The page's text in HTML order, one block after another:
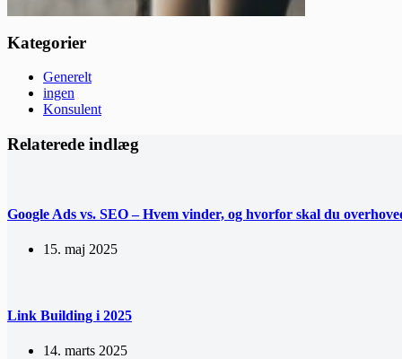
Kategorier
Generelt
ingen
Konsulent
Relaterede indlæg
Google Ads vs. SEO – Hvem vinder, og hvorfor skal du
15. maj 2025
Link Building i 2025
14. marts 2025